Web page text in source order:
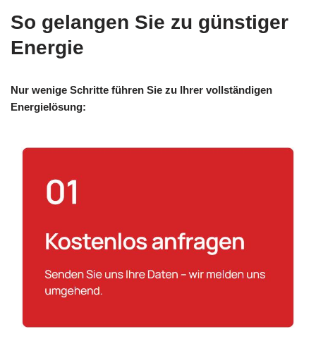
So gelangen Sie zu günstiger
Energie
Nur wenige Schritte führen Sie zu Ihrer vollständigen
Energielösung: